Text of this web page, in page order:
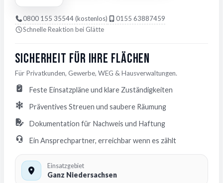
0800 155 35544 (kostenlos)
0155 63887459
Schnelle Reaktion bei Glätte
Sicherheit für Ihre Flächen
Für Privatkunden, Gewerbe, WEG & Hausverwaltungen.
Feste Einsatzpläne und klare Zuständigkeiten
Präventives Streuen und saubere Räumung
Dokumentation für Nachweis und Haftung
Ein Ansprechpartner, erreichbar wenn es zählt
Einsatzgebiet
Ganz Niedersachsen